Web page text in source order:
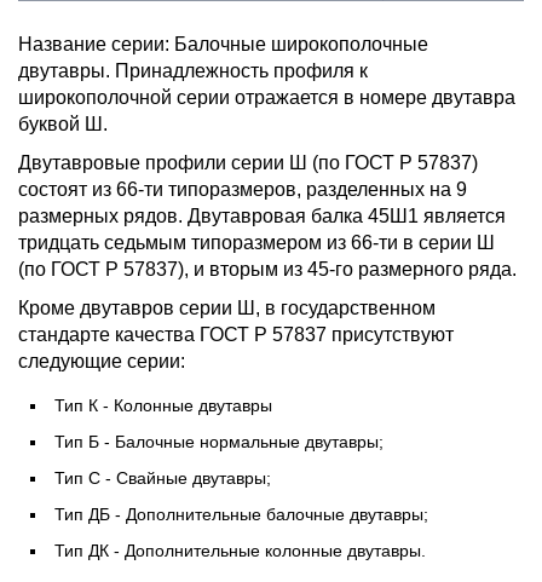
Название серии: Балочные широкополочные
двутавры. Принадлежность профиля к
широкополочной серии отражается в номере двутавра
буквой Ш.
Двутавровые профили серии Ш (по ГОСТ Р 57837)
состоят из 66-ти типоразмеров, разделенных на 9
размерных рядов. Двутавровая балка 45Ш1 является
тридцать седьмым типоразмером из 66-ти в серии Ш
(по ГОСТ Р 57837), и вторым из 45-го размерного ряда.
Кроме двутавров серии Ш, в государственном
стандарте качества ГОСТ Р 57837 присутствуют
следующие серии:
Тип К - Колонные двутавры
Тип Б - Балочные нормальные двутавры;
Тип С - Свайные двутавры;
Тип ДБ - Дополнительные балочные двутавры;
Тип ДК - Дополнительные колонные двутавры.